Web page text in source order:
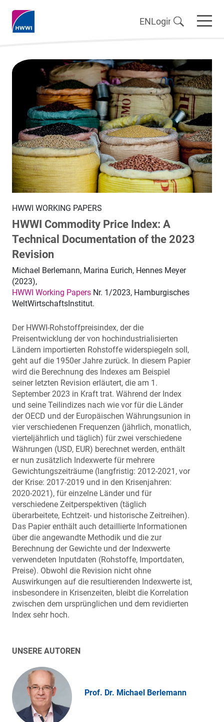
ENLogin
HWWI WORKING PAPERS
HWWI Commodity Price Index: A
Technical Documentation of the 2023
Revision
Michael Berlemann, Marina Eurich, Hennes Meyer
(2023),
HWWI Working Papers Nr. 1/2023, Hamburgisches
WeltWirtschaftsInstitut.
Der HWWI-Rohstoffpreisindex, der die
Preisentwicklung der von hochindustrialisierten
Ländern importierten Rohstoffe widerspiegeln soll,
geht auf die 1950er Jahre zurück. In diesem Papier
wird die Berechnung des Indexes am Beispiel
seiner letzten Revision erläutert, die am 1.
September 2023 in Kraft trat. Während der Index
und seine Teilindizes nach wie vor für die Länder
der OECD und der Europäischen Währungsunion in
vier verschiedenen Frequenzen (jährlich, monatlich,
vierteljährlich und täglich) für zwei verschiedene
Währungen (USD, EUR) berechnet werden, enthält
er nun zusätzlich Indexwerte für mehrere
Gewichtungszeiträume (langfristig: 2012-2021, vor
der Krise: 2017-2019 und in den Krisenjahren:
2020-2021), für einzelne Länder und für
verschiedene Zeitperspektiven (täglich
überarbeitete, Echtzeit- und historische Zeitreihen).
Das Papier enthält auch detaillierte Informationen
über die angewandte Methodik und die zur
Berechnung der Gewichte und der Indexwerte
verwendeten Inputdaten (Rohstoffe, Importdaten,
Preise). Obwohl die Revision nicht ohne
Auswirkungen auf die resultierenden Indexwerte ist,
insbesondere in Krisenzeiten, bleibt die Korrelation
zwischen dem ursprünglichen und dem revidierten
Index sehr hoch.
UNSERE AUTOREN
Prof. Dr. Michael Berlemann